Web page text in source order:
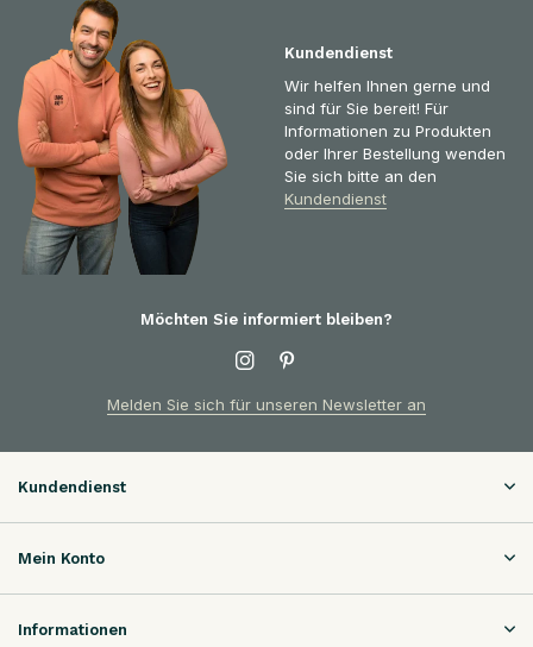
Kundendienst
Wir helfen Ihnen gerne und
sind für Sie bereit! Für
Informationen zu Produkten
oder Ihrer Bestellung wenden
Sie sich bitte an den
Kundendienst
Möchten Sie informiert bleiben?
Melden Sie sich für unseren Newsletter an
Kundendienst
Mein Konto
Informationen